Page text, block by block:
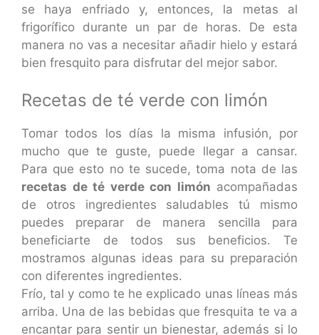
se haya enfriado y, entonces, la metas al
frigorífico durante un par de horas. De esta
manera no vas a necesitar añadir hielo y estará
bien fresquito para disfrutar del mejor sabor.
Recetas de té verde con limón
Tomar todos los días la misma infusión, por
mucho que te guste, puede llegar a cansar.
Para que esto no te sucede, toma nota de las
recetas de té verde con limón acompañadas
de otros ingredientes saludables tú mismo
puedes preparar de manera sencilla para
beneficiarte de todos sus beneficios. Te
mostramos algunas ideas para su preparación
con diferentes ingredientes.
Frío, tal y como te he explicado unas líneas más
arriba. Una de las bebidas que fresquita te va a
encantar para sentir un bienestar, además si lo